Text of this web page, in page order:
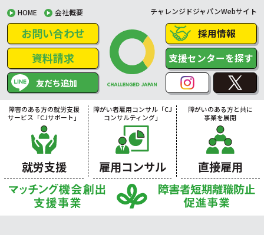
HOME 会社概要 チャレンジドジャパンWebサイト
お問い合わせ
資料請求
友だち追加
採用情報
支援センターを探す
障害のある方の就労支援
サービス「CJサポート」
就労支援
障がい者雇用コンサル「CJ
コンサルティング」
雇用コンサル
障がいのある方と共に
事業を展開
直接雇用